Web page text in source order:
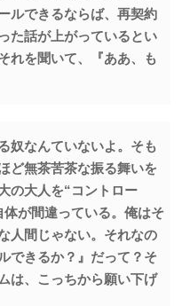
ルできるならば、再契約
た話が上がっているとい
れを聞いて、『ああ、も
奴なんていないよ。そも
ど無茶苦茶な振る舞いを
の大人を“コントロー
が間違っている。俺はそ
人間じゃない。それなの
できるか？』だって？そ
は、こっちから願い下げ